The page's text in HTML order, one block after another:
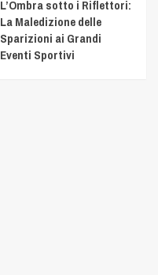
L’Ombra sotto i Riflettori:
La Maledizione delle
Sparizioni ai Grandi
Eventi Sportivi